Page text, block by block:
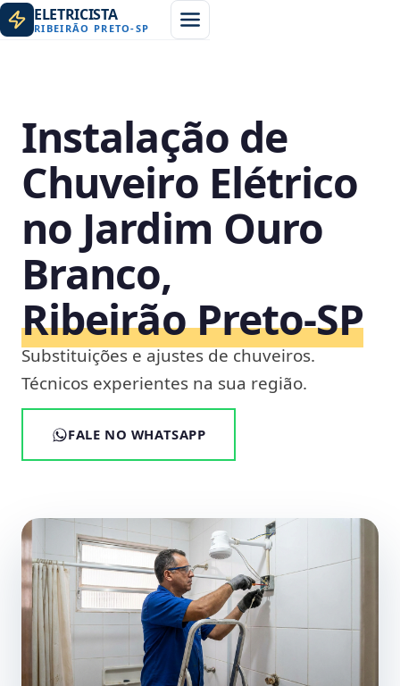
ELETRICISTA
RIBEIRÃO PRETO-SP
Instalação de
Chuveiro Elétrico
no Jardim Ouro
Branco,
Ribeirão Preto‑SP
Substituições e ajustes de chuveiros.
Técnicos experientes na sua região.
FALE NO WHATSAPP